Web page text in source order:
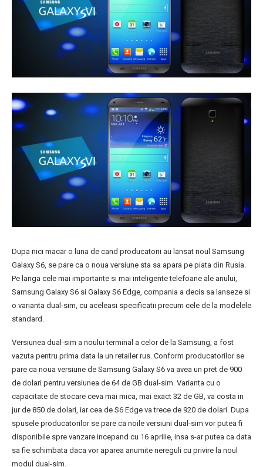
Dupa nici macar o luna de cand producatorii au lansat noul Samsung
Galaxy S6, se pare ca o noua versiune sta sa apara pe piata din Rusia.
Pe langa cele mai importante si mai inteligente telefoane ale anului,
Samsung Galaxy S6 si Galaxy S6 Edge, compania a decis sa lanseze si
o varianta dual-sim, cu aceleasi specificatii precum cele de la modelele
standard.
Versiunea dual-sim a noului terminal a celor de la Samsung, a fost
vazuta pentru prima data la un retailer rus. Conform producatorilor se
pare ca noua versiune de Samsung Galaxy S6 va avea un pret de 900
de dolari pentru versiunea de 64 de GB dual-sim. Varianta cu o
capacitate de stocare ceva mai mica, mai exact 32 de GB, va costa in
jur de 850 de dolari, iar cea de S6 Edge va trece de 920 de dolari. Dupa
spusele producatorilor se pare ca noile versiuni dual-sim vor putea fi
disponibile spre vanzare incepand cu 16 aprilie, insa s-ar putea ca data
sa fie schimbata daca vor aparea anumite nereguli cu privire la noul
modul dual-sim.